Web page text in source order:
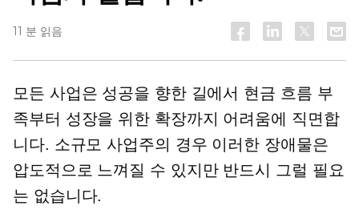
11 분 읽음
모든 사업은 성공을 향한 길에서 현금 흐름 부
족부터 성장을 위한 확장까지 어려움에 직면합
니다. 소규모 사업주의 경우 이러한 장애물은
압도적으로 느껴질 수 있지만 반드시 그럴 필요
는 없습니다.